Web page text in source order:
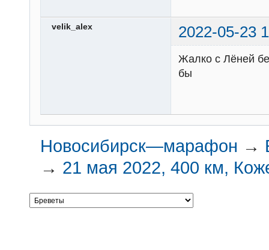
velik_alex 2022-05-23
Жалко с Лёней
бы
Новосибирск—марафон →
→ 21 мая 2022, 400 км,